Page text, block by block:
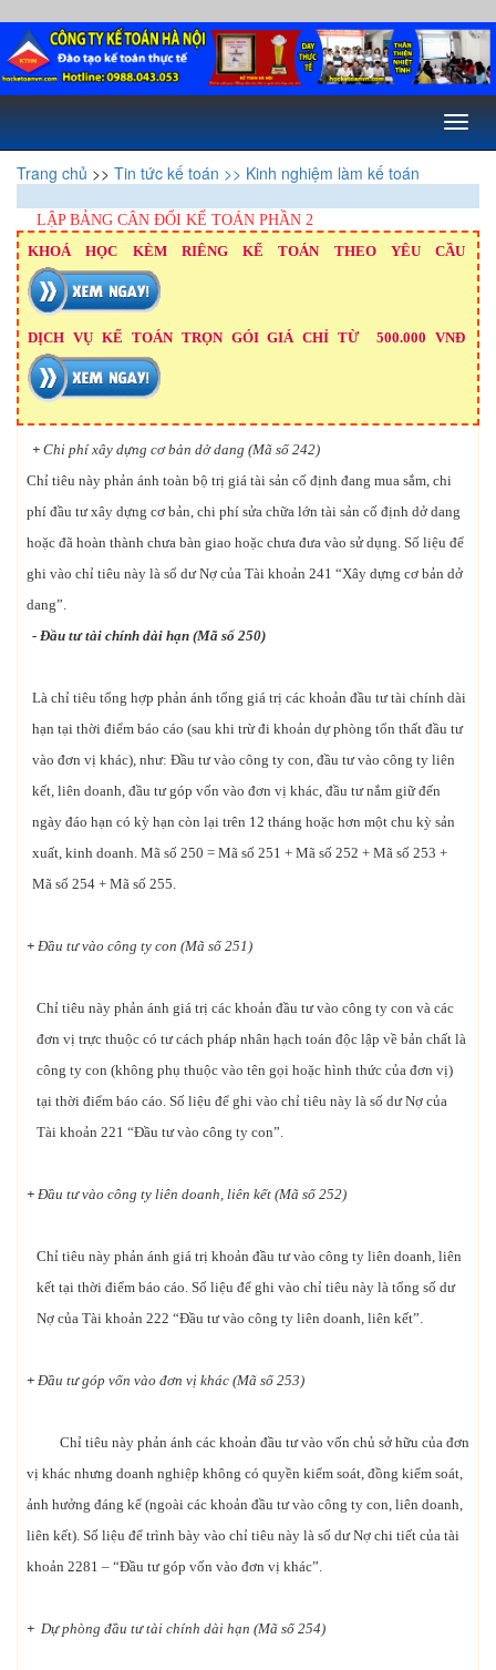
Toggle
Trang chủ >> Tin tức kế toán >> Kinh nghiệm làm kế toán
LẬP BẢNG CÂN ĐỐI KẾ TOÁN PHẦN 2
KHOÁ HỌC KÈM RIÊNG KẾ TOÁN THEO YÊU CẦU
DỊCH VỤ KẾ TOÁN TRỌN GÓI GIÁ CHỈ TỪ 500.000 VNĐ
+ Chi phí xây dựng cơ bản dở dang (Mã số 242)
Chỉ tiêu này phản ánh toàn bộ trị giá tài sản cố định đang mua sắm, chi
phí đầu tư xây dựng cơ bản, chi phí sửa chữa lớn tài sản cố định dở dang
hoặc đã hoàn thành chưa bàn giao hoặc chưa đưa vào sử dụng. Số liệu để
ghi vào chỉ tiêu này là số dư Nợ của Tài khoản 241 “Xây dựng cơ bản dở
dang”.
- Đầu tư tài chính dài hạn (Mã số 250)
Là chỉ tiêu tổng hợp phản ánh tổng giá trị các khoản đầu tư tài chính dài
hạn tại thời điểm báo cáo (sau khi trừ đi khoản dự phòng tổn thất đầu tư
vào đơn vị khác), như: Đầu tư vào công ty con, đầu tư vào công ty liên
kết, liên doanh, đầu tư góp vốn vào đơn vị khác, đầu tư nắm giữ đến
ngày đáo hạn có kỳ hạn còn lại trên 12 tháng hoặc hơn một chu kỳ sản
xuất, kinh doanh. Mã số 250 = Mã số 251 + Mã số 252 + Mã số 253 +
Mã số 254 + Mã số 255.
+ Đầu tư vào công ty con (Mã số 251)
Chỉ tiêu này phản ánh giá trị các khoản đầu tư vào công ty con và các
đơn vị trực thuộc có tư cách pháp nhân hạch toán độc lập về bản chất là
công ty con (không phụ thuộc vào tên gọi hoặc hình thức của đơn vị)
tại thời điểm báo cáo. Số liệu để ghi vào chỉ tiêu này là số dư Nợ của
Tài khoản 221 “Đầu tư vào công ty con”.
+ Đầu tư vào công ty liên doanh, liên kết (Mã số 252)
Chỉ tiêu này phản ánh giá trị khoản đầu tư vào công ty liên doanh, liên
kết tại thời điểm báo cáo. Số liệu để ghi vào chỉ tiêu này là tổng số dư
Nợ của Tài khoản 222 “Đầu tư vào công ty liên doanh, liên kết”.
+ Đầu tư góp vốn vào đơn vị khác (Mã số 253)
Chỉ tiêu này phản ánh các khoản đầu tư vào vốn chủ sở hữu của đơn
vị khác nhưng doanh nghiệp không có quyền kiểm soát, đồng kiểm soát,
ảnh hưởng đáng kể (ngoài các khoản đầu tư vào công ty con, liên doanh,
liên kết). Số liệu để trình bày vào chỉ tiêu này là số dư Nợ chi tiết của tài
khoản 2281 – “Đầu tư góp vốn vào đơn vị khác”.
+ Dự phòng đầu tư tài chính dài hạn (Mã số 254)